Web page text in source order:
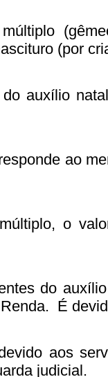
(por
auxílio
ao
o
do
É
aos
judicial.